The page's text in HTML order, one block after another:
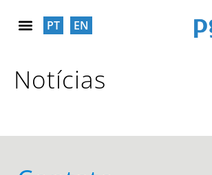
PT EN
Notícias